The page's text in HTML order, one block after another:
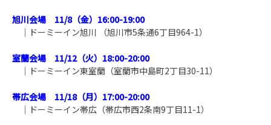
旭川会場 11/8（金）16:00-19:00
｜ドーミーイン旭川 （旭川市5条通6丁目964-1）
室蘭会場 11/12（火）18:00-20:00
｜ドーミーイン東室蘭（室蘭市中島町2丁目30-11）
帯広会場 11/18（月）17:00-20:00
｜ドーミーイン帯広（帯広市西2条南9丁目11-1）